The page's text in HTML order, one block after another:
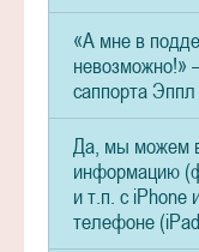
«А мне в
невозможно!»
саппорта
Да, мы можем
информацию
и т.п. с iPhone
телефоне